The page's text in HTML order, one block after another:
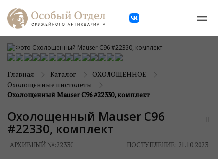
Главная Каталог
ОХОЛОЩЕННОЕ
Охолощенные пистолеты
Охолощенный Mauser C96 #22330, комплект
Охолощенный Mauser C96
#22330, комплект
АРХИВНЫЙ №:22330 ПОСТУПЛЕНИЕ: 21.10.2023